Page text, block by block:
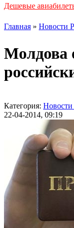
Дешевые
Главная » Новости
Молдова
Категория: Новости
22-04-2014, 09:19